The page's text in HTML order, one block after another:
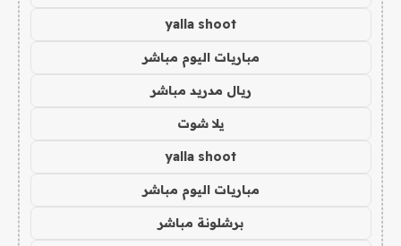
yalla shoot
مباريات اليوم مباشر
ريال مدريد مباشر
يلا شوت
yalla shoot
مباريات اليوم مباشر
برشلونة مباشر